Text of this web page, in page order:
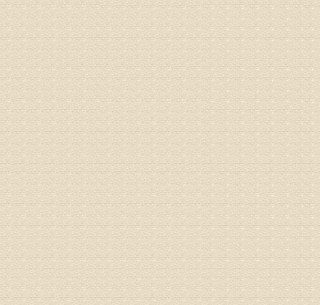
外用、
病情描
的检查
济南杏
由于专
专家回
先需要
同时，
突出的
由于我